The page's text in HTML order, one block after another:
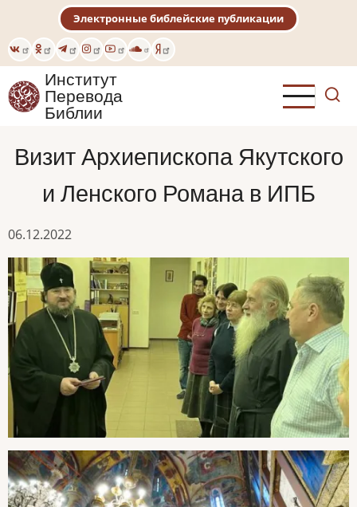
основному
содержанию
Электронные библейские публикации
Институт
Перевода
Библии
Визит Архиепископа Якутского
и Ленского Романа в ИПБ
06.12.2022